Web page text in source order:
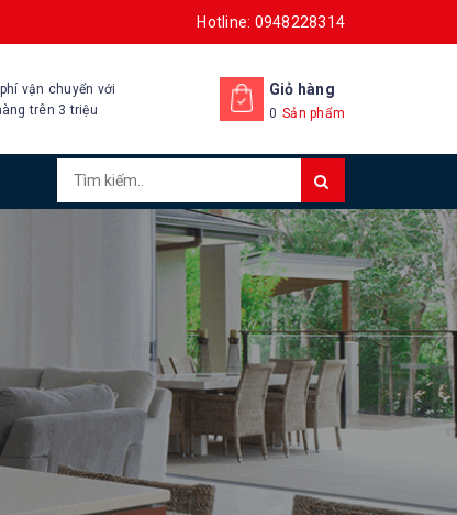
Hotline: 0948228314
vận chuyển với
trên 3 triệu
Giỏ hàng
0 Sản phẩm